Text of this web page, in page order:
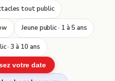
tout public
Jeune public · 1 à 5 ans
· 3 à 10 ans
votre date